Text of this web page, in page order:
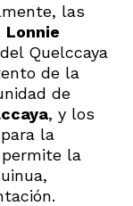
las
Lonnie
Quelccaya
de la
de
, y los
la
la